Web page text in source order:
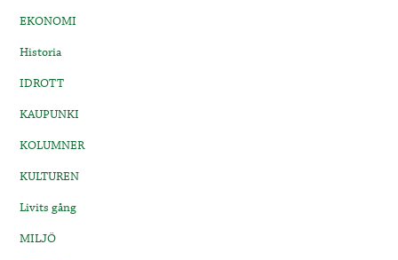
EKONOMI
Historia
IDROTT
KAUPUNKI
KOLUMNER
KULTUREN
Livits gång
MILJÖ